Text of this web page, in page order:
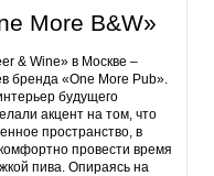
More B&W»
& Wine» в Москве –
бренда «One More Pub».
будущего
акцент на том, что
пространство, в
провести время
пива. Опираясь на